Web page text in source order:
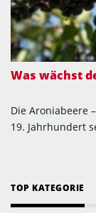
Was wächst
Die Aroniabeere
19. Jahrhundert
TOP KATEGORIE